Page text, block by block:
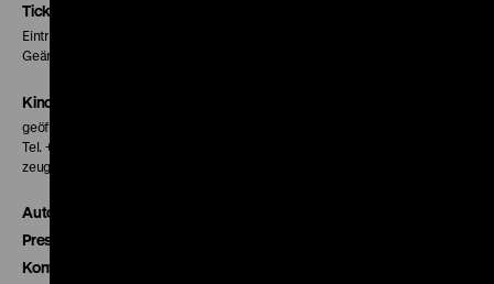
Tickets
Eintritt 5 €
Geänderte Preise sind im Programm vermerkt.
Kinokasse
geöffnet 30 Minuten vor Beginn der ersten Vorstellung
Tel. + 49 30 20304-770
zeughauskino@dhm.de
Autor*innen
Presse
Kontakt